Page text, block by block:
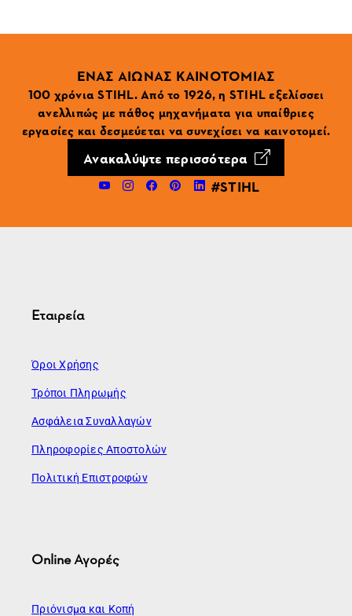
ΕΝΑΣ ΑΙΩΝΑΣ ΚΑΙΝΟΤΟΜΙΑΣ
100 χρόνια STIHL. Από το 1926, η STIHL εξελίσσει
ανελλιπώς με πάθος μηχανήματα για υπαίθριες
εργασίες και δεσμεύεται να συνεχίσει να καινοτομεί.
Ανακαλύψτε περισσότερα
#STIHL
Εταιρεία
Όροι Χρήσης
Τρόποι Πληρωμής
Ασφάλεια Συναλλαγών
Πληροφορίες Αποστολών
Πολιτική Επιστροφών
Online Αγορές
Πριόνισμα και Κοπή